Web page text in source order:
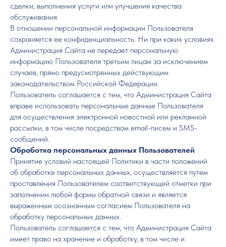
сделки, выполнения услуги или улучшения качества
обслуживания.
В отношении персональной информации Пользователя
сохраняется ее конфиденциальность. Ни при каких условиях
Администрация Сайта не передает персональную
информацию Пользователя третьим лицам за исключением
случаев, прямо предусмотренных действующим
законодательством Российской Федерации.
Пользователь соглашается с тем, что Администрация Сайта
вправе использовать персональные данные Пользователя
для осуществления электронной новостной или рекламной
рассылки, в том числе посредством email-писем и SMS-
сообщений.
Обработка персональных данных Пользователей
Принятие условий настоящей Политики в части положений
об обработке персональных данных, осуществляется путем
проставления Пользователем соответствующей отметки при
заполнении любой формы обратной связи и является
выраженным осознанным согласием Пользователя на
обработку персональных данных.
Пользователь соглашается с тем, что Администрация Сайта
имеет право на хранение и обработку, в том числе и